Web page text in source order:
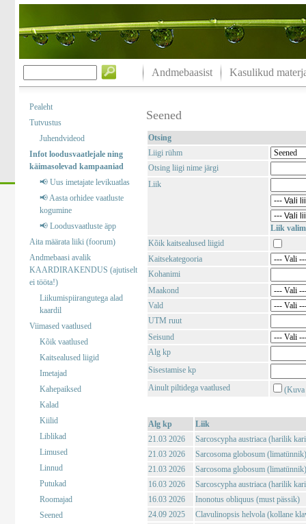
Andmebaasist Kasulikud
Pealeht
Tutvustus
Juhendvideod
Infot loodusvaatlejale ning
käimasolevad kampaaniad
📢 Uus imetajate levikuatlas
📢 Aasta orhidee vaatluste
kogumine
📢 Loodusvaatluste äpp
Aita määrata liiki (foorum)
Andmebaasi avalik
KAARDIRAKENDUS (ajutiselt
ei tööta!)
Liikumispiirangutega alad
kaardil
Viimased vaatlused
Kõik vaatlused
Kaitsealused liigid
Imetajad
Kahepaiksed
Kalad
Kiilid
Liblikad
Limused
Linnud
Putukad
Roomajad
Seened
Seened
Otsing
Liigi rühm
Otsing liigi nime järgi
Liik
Liik
Kõik kaitsealused liigid
Kaitsekategooria
Kohanimi
Maakond
Vald
UTM ruut
Seisund
Alg kp
Sisestamise kp
Ainult piltidega vaatlused
(Kuva
Alg kp
Liik
21.03 2026
Sarcoscypha austriaca (harilik
21.03 2026
Sarcosoma globosum (limatünnik)
21.03 2026
Sarcosoma globosum (limatünnik)
16.03 2026
Sarcoscypha austriaca (harilik
16.03 2026
Inonotus obliquus (must pässik)
24.09 2025
Clavulinopsis helvola (kollane